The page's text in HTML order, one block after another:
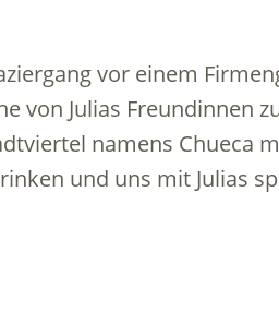
vor einem
von Julias Freundinnen
namens Chueca
und uns mit Julias